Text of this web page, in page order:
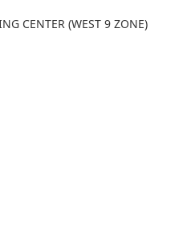
CENTER (WEST 9 ZONE)